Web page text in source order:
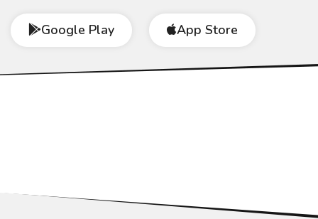
Google Play App Store